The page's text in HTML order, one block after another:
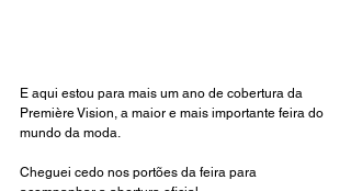
E aqui estou para mais um ano de cobertura da
Première Vision, a maior e mais importante feira do
mundo da moda.
Cheguei cedo nos portões da feira para